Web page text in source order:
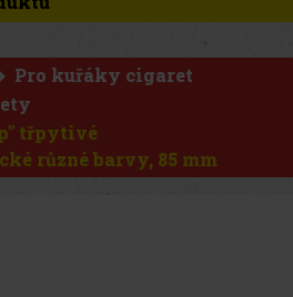
Pro kuřáky cigaret
třpytivé
různé barvy, 85 mm